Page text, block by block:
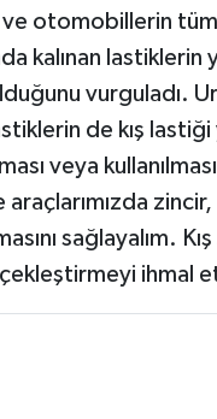
otomobillerin tüm
kalınan lastiklerin
vurguladı.
de kış
veya
araçlarımızda
sağlayalım.
ihmal